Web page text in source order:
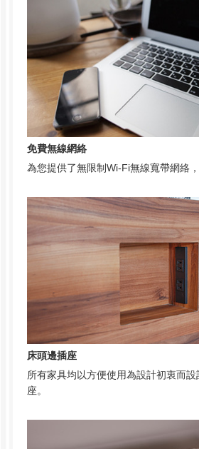
免費無線網絡
為您提供了無限制Wi-Fi無線寬帶網絡
床頭邊插座
所有家具均以方便使用為設計初衷而
座。